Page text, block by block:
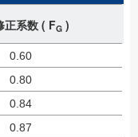
正系数 ( FG )
0.60
0.80
0.84
0.87